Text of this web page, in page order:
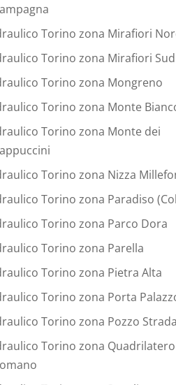
Torino zona Mirafiori
Torino zona Mirafiori Sud
Torino zona Mongreno
Torino zona Monte
Torino zona Monte dei
Torino zona Nizza
Torino zona Paradiso
Torino zona Parco Dora
Torino zona Parella
Torino zona Pietra Alta
Torino zona Porta
Torino zona Pozzo Strada
Torino zona Quadrilatero